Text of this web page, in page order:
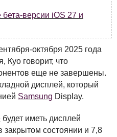
версии iOS 27 и
октября 2025 года
Куо говорит, что
еще не завершены.
дисплей, который
Samsung Display.
будет иметь дисплей
состоянии и 7,8